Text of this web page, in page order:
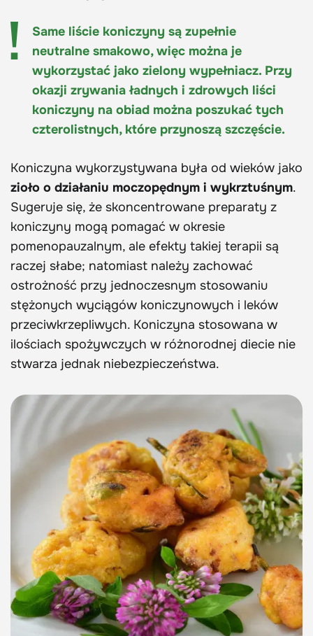
Same liście koniczyny są zupełnie
neutralne smakowo, więc można je
wykorzystać jako zielony wypełniacz. Przy
okazji zrywania ładnych i zdrowych liści
koniczyny na obiad można poszukać tych
czterolistnych, które przynoszą szczęście.
Koniczyna wykorzystywana była od wieków jako
zioło o działaniu moczopędnym i wykrztuśnym.
Sugeruje się, że skoncentrowane preparaty z
koniczyny mogą pomagać w okresie
pomenopauzalnym, ale efekty takiej terapii są
raczej słabe; natomiast należy zachować
ostrożność przy jednoczesnym stosowaniu
stężonych wyciągów koniczynowych i leków
przeciwkrzepliwych. Koniczyna stosowana w
ilościach spożywczych w różnorodnej diecie nie
stwarza jednak niebezpieczeństwa.